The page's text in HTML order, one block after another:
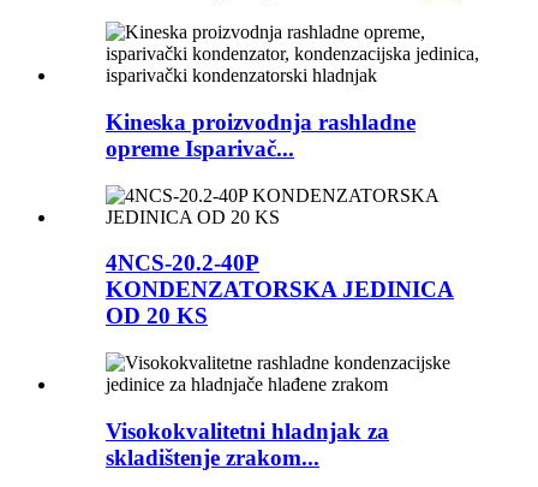
Kineska proizvodnja rashladne
opreme Isparivač...
4NCS-20.2-40P
KONDENZATORSKA JEDINICA
OD 20 KS
Visokokvalitetni hladnjak za
skladištenje zrakom...